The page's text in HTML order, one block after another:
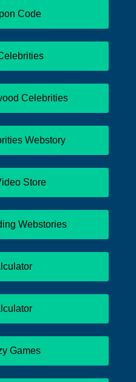
Code
Celebrities
Webstory
Store
Webstories
Games